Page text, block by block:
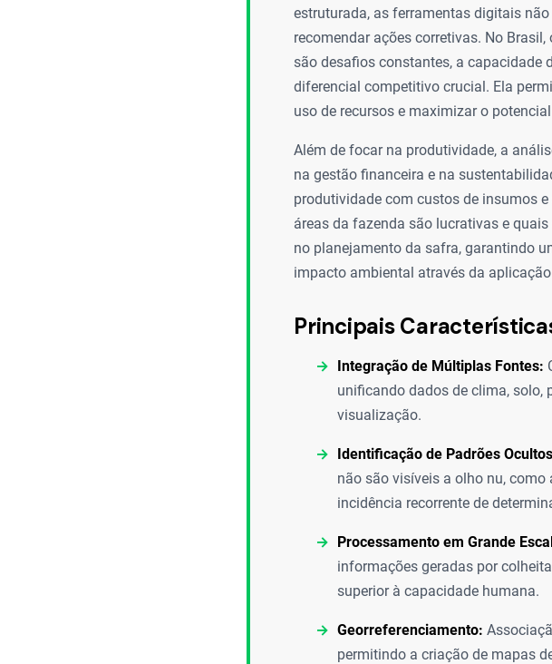
estruturada, as ferramentas digitais
recomendar ações corretivas. No
são desafios constantes, a capacidade
diferencial competitivo crucial. Ela
uso de recursos e maximizar o
Além de focar na produtividade, a
na gestão financeira e na
produtividade com custos de insumos
áreas da fazenda são lucrativas e
no planejamento da safra, garantindo
impacto ambiental através da
Principais
Integração de Múltiplas Fontes:
unificando dados de clima,
visualização.
Identificação de Padrões
não são visíveis a olho nu,
incidência recorrente de
Processamento em Grande
informações geradas por
superior à capacidade humana.
Georreferenciamento:
permitindo a criação de mapas